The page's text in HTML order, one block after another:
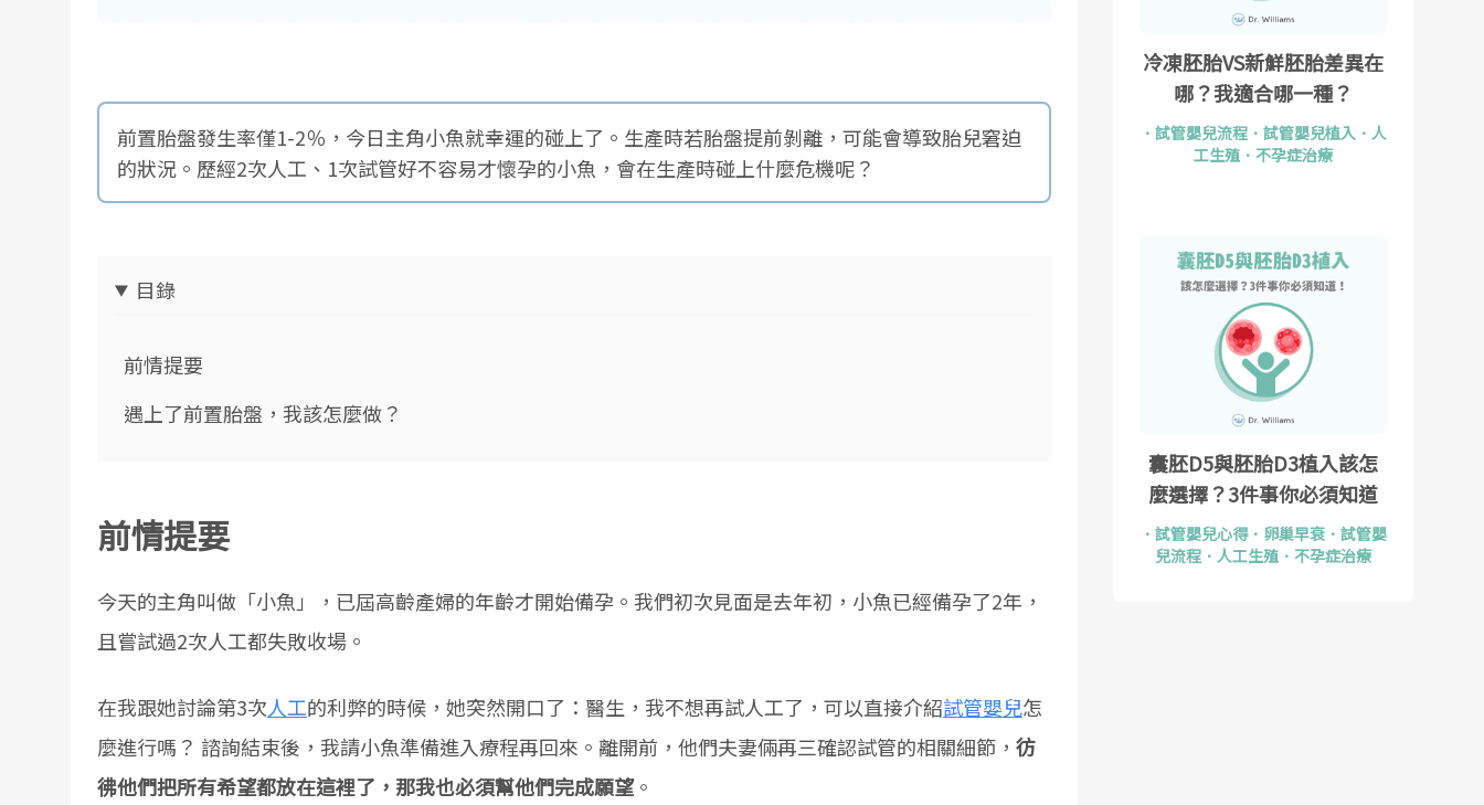
前置胎盤發生率僅1-2％，今日主角小魚就幸運的碰上了。生產時若胎盤提前剝離，可能會導致胎兒窘迫
的狀況。歷經2次人工、1次試管好不容易才懷孕的小魚，會在生產時碰上什麼危機呢？
目錄
前情提要
遇上了前置胎盤，我該怎麼做？
前情提要
今天的主角叫做「小魚」，已屆高齡產婦的年齡才開始備孕。我們初次見面是去年初，小魚已經備孕了2年，
且嘗試過2次人工都失敗收場。
在我跟她討論第3次人工的利弊的時候，她突然開口了：醫生，我不想再試人工了，可以直接介紹試管嬰兒怎
麼進行嗎？ 諮詢結束後，我請小魚準備進入療程再回來。離開前，他們夫妻倆再三確認試管的相關細節， 彷
彿他們把所有希望都放在這裡了，那我也必須幫他們完成願望。
冷凍胚胎VS新鮮胚胎差異在
哪？我適合哪一種？
． 試管嬰兒流程 ． 試管嬰兒植入 ． 人
工生殖 ． 不孕症治療
囊胚D5與胚胎D3植入該怎
麼選擇？3件事你必須知道
． 試管嬰兒心得． 卵巢早衰 ． 試管嬰
兒流程 ． 人工生殖 ． 不孕症治療